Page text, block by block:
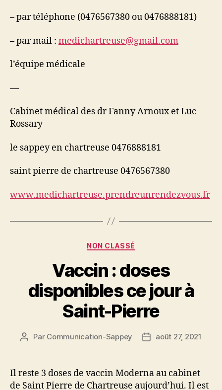
– par téléphone (0476567380 ou 0476888181)
– par mail : medichartreuse@gmail.com
l’équipe médicale
—
Cabinet médical des dr Fanny Arnoux et Luc
Rossary
le sappey en chartreuse 0476888181
saint pierre de chartreuse 0476567380
www.medichartreuse.prendreunrendezvous.fr
Catégories
NON CLASSÉ
Vaccin : doses
disponibles ce jour à
Saint-Pierre
Auteur
Par Communication-Sappey
Dateaoût 27, 2021
Il reste 3 doses de vaccin Moderna au cabinet
de Saint Pierre de Chartreuse aujourd’hui. Il est